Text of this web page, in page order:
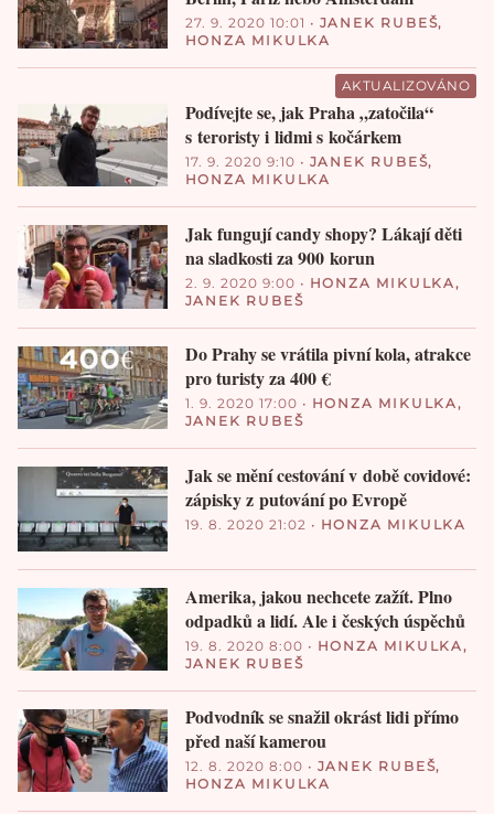
27. 9. 2020 10:01 • JANEK RUBEŠ,
HONZA MIKULKA
AKTUALIZOVÁNO
Podívejte se, jak Praha „zatočila“
s teroristy i lidmi s kočárkem
17. 9. 2020 9:10 • JANEK RUBEŠ,
HONZA MIKULKA
Jak fungují candy shopy? Lákají děti
na sladkosti za 900 korun
2. 9. 2020 9:00 • HONZA MIKULKA ,
JANEK RUBEŠ
Do Prahy se vrátila pivní kola, atrakce
pro turisty za 400 €
1. 9. 2020 17:00 • HONZA MIKULKA,
JANEK RUBEŠ
Jak se mění cestování v době covidové:
zápisky z putování po Evropě
19. 8. 2020 21:02 • HONZA MIKULKA
Amerika, jakou nechcete zažít. Plno
odpadků a lidí. Ale i českých úspěchů
19. 8. 2020 8:00 • HONZA MIKULKA ,
JANEK RUBEŠ
Podvodník se snažil okrást lidi přímo
před naší kamerou
12. 8. 2020 8:00 • JANEK RUBEŠ,
HONZA MIKULKA